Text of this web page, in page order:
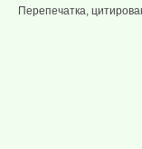
Перепечатка,